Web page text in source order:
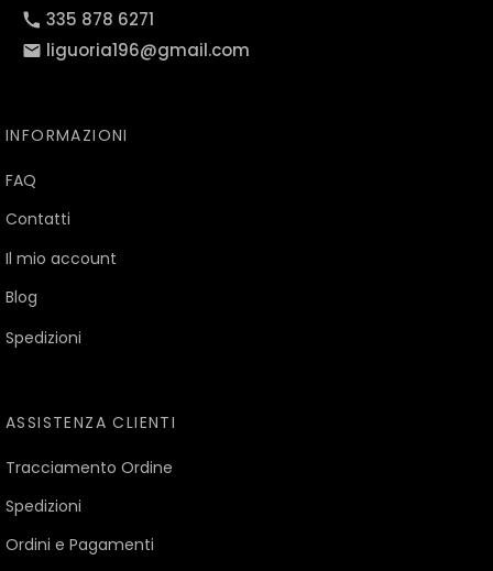
335 878 6271
liguoria196@gmail.com
INFORMAZIONI
FAQ
Contatti
Il mio account
Blog
Spedizioni
ASSISTENZA CLIENTI
Tracciamento Ordine
Spedizioni
Ordini e Pagamenti